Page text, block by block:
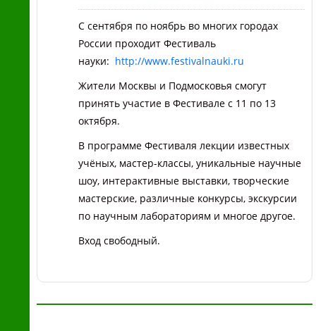
С сентября по ноябрь во многих городах
России проходит Фестиваль
науки: http://www.festivalnauki.ru
Жители Москвы и Подмосковья смогут
принять участие в Фестивале с 11 по 13
октября.
В программе Фестиваля лекции известных
учёных, мастер-классы, уникальные научные
шоу, интерактивные выставки, творческие
мастерские, различные конкурсы, экскурсии
по научным лабораториям и многое другое.
Вход свободный.